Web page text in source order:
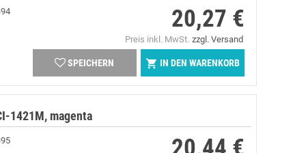
20,27 €
Preis inkl. MwSt. zzgl. Versand
SPEICHERN  IN DEN WARENKORB
1421M, magenta